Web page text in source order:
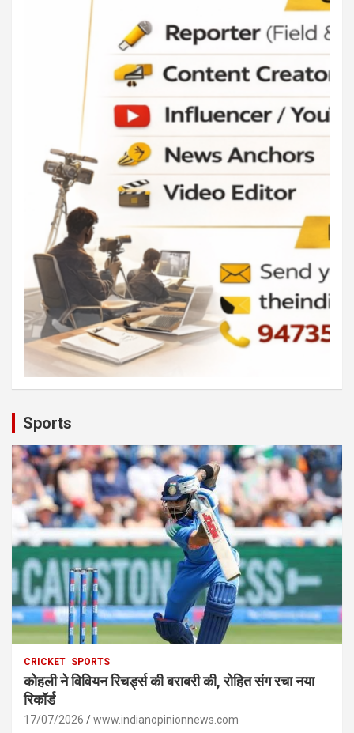
Sports
CRICKET SPORTS
कोहली ने विवियन रिचर्ड्स की बराबरी की, रोहित संग रचा नया
रिकॉर्ड
17/07/2026 www.indianopinionnews.com